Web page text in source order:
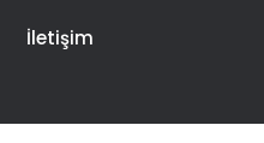
İletişim